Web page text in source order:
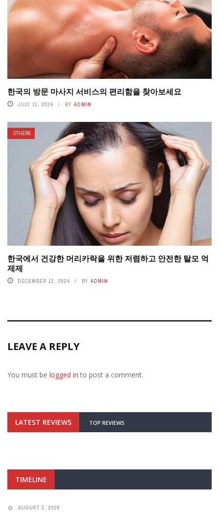
한국의 방문 마사지 서비스의 편리함을 찾아보세요
JULY 11, 2024 BY ADMIN
OTHERS
한국에서 건강한 머리카락을 위한 저렴하고 안전한 탈모 억
제제
DECEMBER 12, 2024 BY ADMIN
LEAVE A REPLY
You must be logged in to post a comment.
LATEST REVIEWS TOP REVIEWS
TIMELINE
AUGUST 3, 2026